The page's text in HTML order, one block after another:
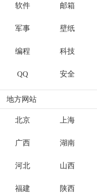
软件 邮箱
军事 壁纸
编程 科技
QQ 安全
地方网站
北京 上海
广西 湖南
河北 山西
福建 陕西